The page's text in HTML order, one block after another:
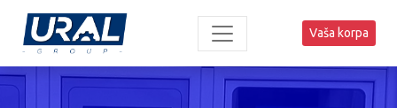
Vaša korpa